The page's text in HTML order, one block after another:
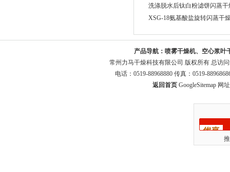
洗涤脱水后钛白粉滤饼闪蒸干
XSG-18氨基酸盐旋转闪蒸干
产品导航： 喷雾干燥机、空心浆叶
常州力马干燥科技有限公司 版权所有 总访
电话：0519-88968880 传真：0519-
返回首页 GoogleSitemap网址